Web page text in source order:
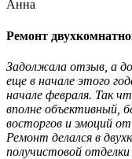
Анна
Ремонт
Задолжала отзыв, а
еще в начале этого
начале февраля. Так
вполне объективный,
восторгов и эмоций
Ремонт делался в
получистовой